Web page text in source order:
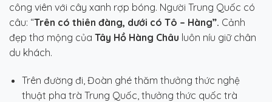
công viên với cây xanh rợp bóng. Người Trung Quốc có
câu: “Trên có thiên đàng, dưới có Tô – Hàng”. Cảnh
đẹp thơ mộng của Tây Hồ Hàng Châu luôn níu giữ chân
du khách.
Trên đường đi, Đoàn ghé thăm thưởng thức nghệ
thuật pha trà Trung Quốc, thưởng thức quốc trà